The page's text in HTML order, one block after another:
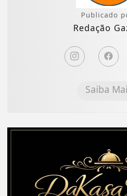
Publicado
Redação
Saiba